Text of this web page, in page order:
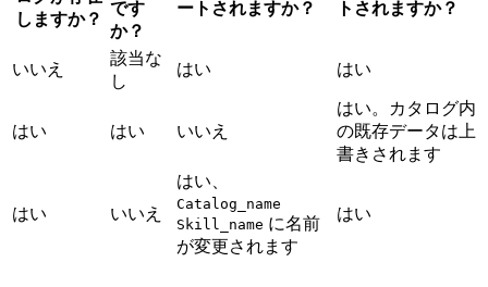
しますか？
です
か？
ートされますか？
トされますか？
いいえ
該当な
し
はい はい
はい はい いいえ
はい。カタログ内
の既存データは上
書きされます
はい いいえ
はい、
Catalog_name
Skill_name に名前
が変更されます
はい